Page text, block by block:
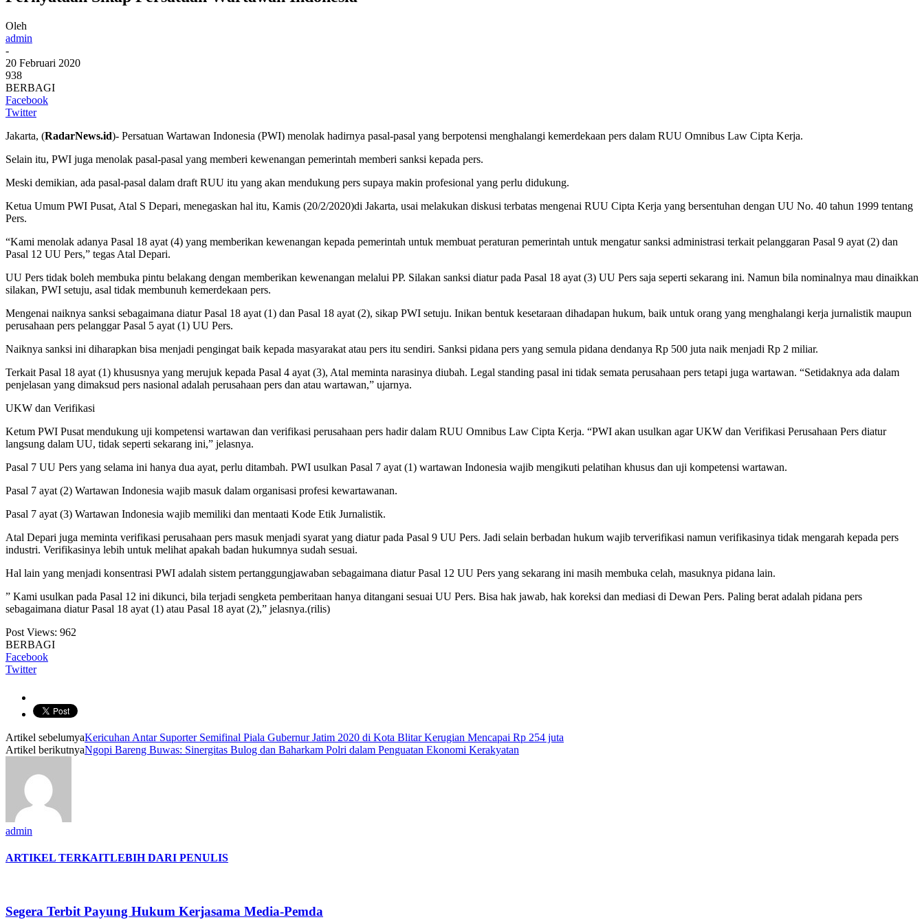
Oleh
admin
-
20 Februari 2020
938
BERBAGI
Facebook
Twitter
Jakarta, (RadarNews.id)- Persatuan Wartawan Indonesia (PWI) menolak hadirnya pasal-pasal yang berpotensi menghalangi kemerdekaan pers dalam RUU Omnibus Law Cipta Kerja.
Selain itu, PWI juga menolak pasal-pasal yang memberi kewenangan pemerintah memberi sanksi kepada pers.
Meski demikian, ada pasal-pasal dalam draft RUU itu yang akan mendukung pers supaya makin profesional yang perlu didukung.
Ketua Umum PWI Pusat, Atal S Depari, menegaskan hal itu, Kamis (20/2/2020)di Jakarta, usai melakukan diskusi terbatas mengenai RUU Cipta Kerja yang bersentuhan dengan UU No. 40 tahun 1999 tentang
Pers.
“Kami menolak adanya Pasal 18 ayat (4) yang memberikan kewenangan kepada pemerintah untuk membuat peraturan pemerintah untuk mengatur sanksi administrasi terkait pelanggaran Pasal 9 ayat (2) dan
Pasal 12 UU Pers,” tegas Atal Depari.
UU Pers tidak boleh membuka pintu belakang dengan memberikan kewenangan melalui PP. Silakan sanksi diatur pada Pasal 18 ayat (3) UU Pers saja seperti sekarang ini. Namun bila nominalnya mau dinaikkan
silakan, PWI setuju, asal tidak membunuh kemerdekaan pers.
Mengenai naiknya sanksi sebagaimana diatur Pasal 18 ayat (1) dan Pasal 18 ayat (2), sikap PWI setuju. Inikan bentuk kesetaraan dihadapan hukum, baik untuk orang yang menghalangi kerja jurnalistik maupun
perusahaan pers pelanggar Pasal 5 ayat (1) UU Pers.
Naiknya sanksi ini diharapkan bisa menjadi pengingat baik kepada masyarakat atau pers itu sendiri. Sanksi pidana pers yang semula pidana dendanya Rp 500 juta naik menjadi Rp 2 miliar.
Terkait Pasal 18 ayat (1) khususnya yang merujuk kepada Pasal 4 ayat (3), Atal meminta narasinya diubah. Legal standing pasal ini tidak semata perusahaan pers tetapi juga wartawan. “Setidaknya ada dalam
penjelasan yang dimaksud pers nasional adalah perusahaan pers dan atau wartawan,” ujarnya.
UKW dan Verifikasi
Ketum PWI Pusat mendukung uji kompetensi wartawan dan verifikasi perusahaan pers hadir dalam RUU Omnibus Law Cipta Kerja. “PWI akan usulkan agar UKW dan Verifikasi Perusahaan Pers diatur
langsung dalam UU, tidak seperti sekarang ini,” jelasnya.
Pasal 7 UU Pers yang selama ini hanya dua ayat, perlu ditambah. PWI usulkan Pasal 7 ayat (1) wartawan Indonesia wajib mengikuti pelatihan khusus dan uji kompetensi wartawan.
Pasal 7 ayat (2) Wartawan Indonesia wajib masuk dalam organisasi profesi kewartawanan.
Pasal 7 ayat (3) Wartawan Indonesia wajib memiliki dan mentaati Kode Etik Jurnalistik.
Atal Depari juga meminta verifikasi perusahaan pers masuk menjadi syarat yang diatur pada Pasal 9 UU Pers. Jadi selain berbadan hukum wajib terverifikasi namun verifikasinya tidak mengarah kepada pers
industri. Verifikasinya lebih untuk melihat apakah badan hukumnya sudah sesuai.
Hal lain yang menjadi konsentrasi PWI adalah sistem pertanggungjawaban sebagaimana diatur Pasal 12 UU Pers yang sekarang ini masih membuka celah, masuknya pidana lain.
” Kami usulkan pada Pasal 12 ini dikunci, bila terjadi sengketa pemberitaan hanya ditangani sesuai UU Pers. Bisa hak jawab, hak koreksi dan mediasi di Dewan Pers. Paling berat adalah pidana pers
sebagaimana diatur Pasal 18 ayat (1) atau Pasal 18 ayat (2),” jelasnya.(rilis)
Post Views: 962
BERBAGI
Facebook
Twitter
Artikel sebelumyaKericuhan Antar Suporter Semifinal Piala Gubernur Jatim 2020 di Kota Blitar Kerugian Mencapai Rp 254 juta
Artikel berikutnyaNgopi Bareng Buwas: Sinergitas Bulog dan Baharkam Polri dalam Penguatan Ekonomi Kerakyatan
admin
ARTIKEL TERKAITLEBIH DARI PENULIS
Segera Terbit Payung Hukum Kerjasama Media-Pemda